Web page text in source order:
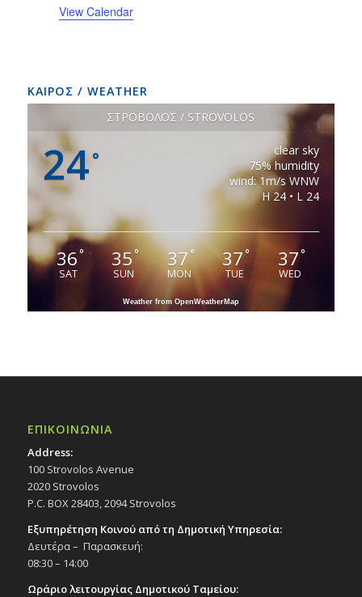
View Calendar
ΚΑΙΡΟΣ / WEATHER
ΣΤΡΟΒΟΛΟΣ / STROVOLOS
24°
clear sky
75% humidity
wind: 1m/s WNW
H 24 • L 24
36°
SAT
35°
SUN
37°
MON
37°
TUE
37°
WED
Weather from OpenWeatherMap
ΕΠΙΚΟΙΝΩΝΙΑ
Address:
100 Strovolos Avenue
2020 Strovolos
P.C. BOX 28403, 2094 Strovolos
Εξυπηρέτηση Κοινού από τη Δημοτική Υπηρεσία:
Δευτέρα – Παρασκευή:
08:30 – 14:00
Ωράριο λειτουργίας Δημοτικού Ταμείου: